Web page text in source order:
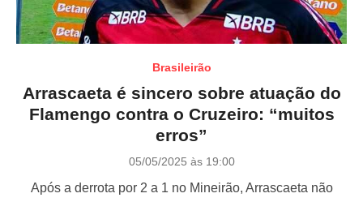
Brasileirão
Arrascaeta é sincero sobre atuação do
Flamengo contra o Cruzeiro: “muitos
erros”
P
s
05/05/2025 às 19:00
Após a derrota por 2 a 1 no Mineirão, Arrascaeta não